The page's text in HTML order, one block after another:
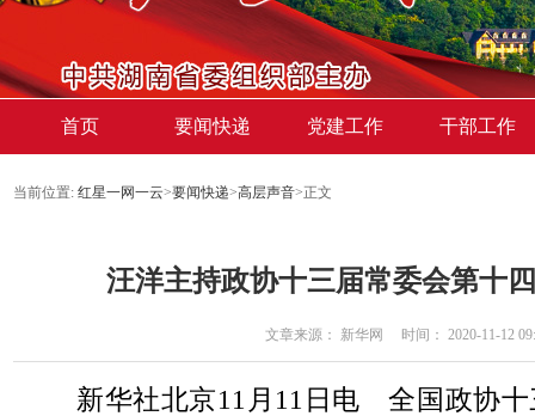
首页 要闻快递 党建工作 干部工作
当前位置: 红星一网一云>要闻快递>高层声音>正文
汪洋主持政协十三届常委会第十
文章来源： 新华网 时间： 2020-11-12
新华社北京11月11日电 全国政协十